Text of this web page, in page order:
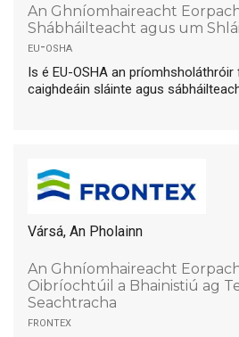
An Ghníomhaireacht
Shábháilteacht agus um
eu-osha
Is é EU-OSHA an
caighdeáin sláinte agus
Vársá, An Pholainn
An Ghníomhaireacht
Oibríochtúil a Bhainistiú ag
Seachtracha
frontex